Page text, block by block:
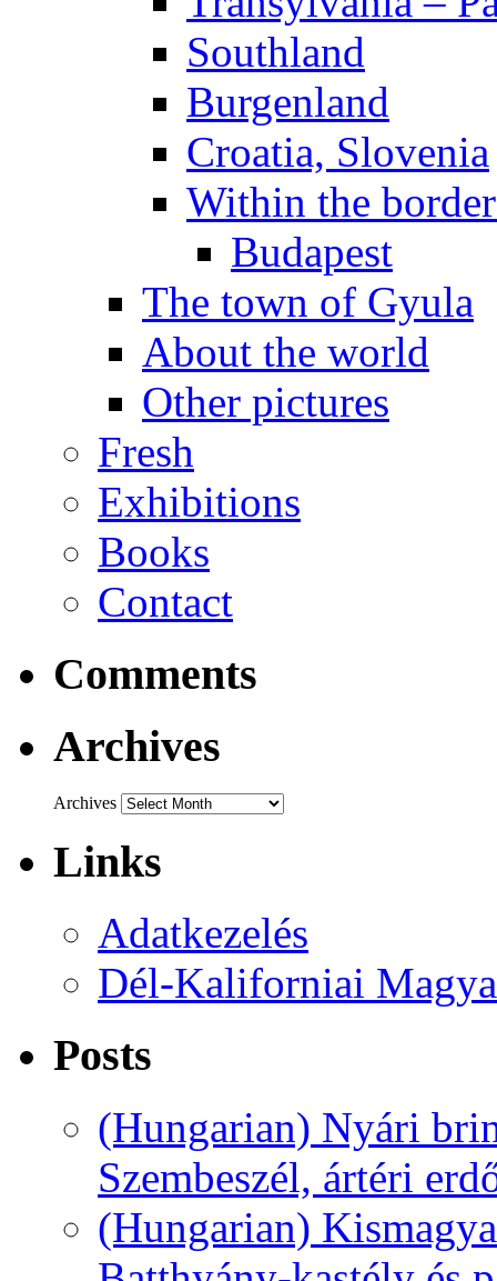
Southland
Burgenland
Croatia, Slovenia
Within the
Budapest
The town of Gyula
About the world
Other pictures
Fresh
Exhibitions
Books
Contact
Comments
Archives
Archives
Links
Adatkezelés
Dél-Kaliforniai
Posts
(Hungarian) Nyári
Szembeszél, ártéri
(Hungarian)